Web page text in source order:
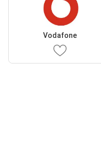
Vodafone